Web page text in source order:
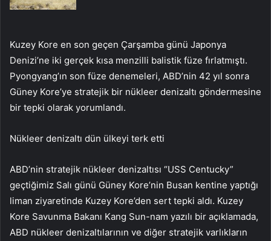
Kuzey Kore en son geçen Çarşamba günü Japonya
Denizi’ne iki gerçek kısa menzilli balistik füze fırlatmıştı.
Pyongyang’ın son füze denemeleri, ABD’nin 42 yıl sonra
Güney Kore’ye stratejik bir nükleer denizaltı göndermesine
bir tepki olarak yorumlandı.
Nükleer denizaltı dün ülkeyi terk etti
ABD’nin stratejik nükleer denizaltısı “USS Centucky”
geçtiğimiz Salı günü Güney Kore’nin Busan kentine yaptığı
liman ziyaretinde Kuzey Kore’den sert tepki aldı. Kuzey
Kore Savunma Bakanı Kang Sun-nam yazılı bir açıklamada,
ABD nükleer denizaltılarının ve diğer stratejik varlıkların